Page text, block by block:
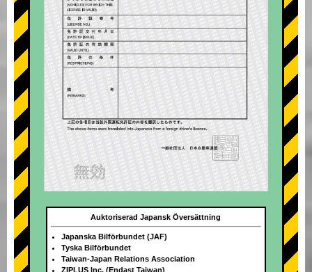
Auktoriserad Japansk Översättning
Japanska Bilförbundet (JAF)
Tyska Bilförbundet
Taiwan-Japan Relations Association
ZIPLUS Inc. (Endast Taiwan)